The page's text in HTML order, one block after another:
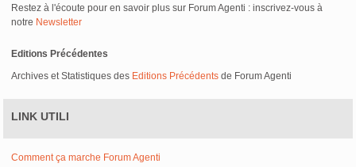
Restez à l'écoute pour en savoir plus sur Forum Agenti : inscrivez-vous à
notre Newsletter
Editions Précédentes
Archives et Statistiques des Editions Précédents de Forum Agenti
LINK UTILI
Comment ça marche Forum Agenti